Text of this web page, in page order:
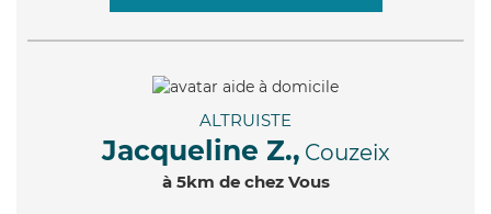
ALTRUISTE
Jacqueline Z., Couzeix
à 5km de chez Vous